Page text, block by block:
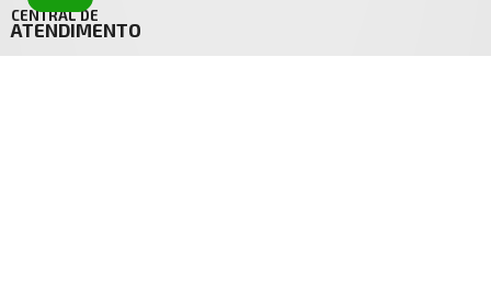
CENTRAL DE
ATENDIMENTO